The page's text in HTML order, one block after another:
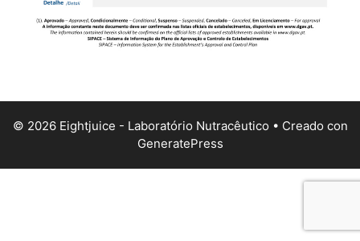
© 2026 Eightjuice - Laboratório Nutracêutico • Creado con
GeneratePress